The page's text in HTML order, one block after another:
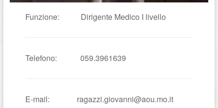
Funzione: Dirigente Medico I livello
Telefono: 059.3961639
E-mail: ragazzi.giovanni@aou.mo.it